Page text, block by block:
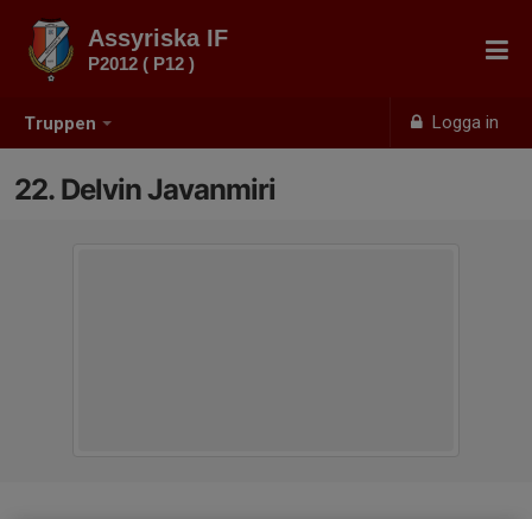
Truppen Logga in
Assyriska IF
P2012 ( P12 )
22. Delvin Javanmiri